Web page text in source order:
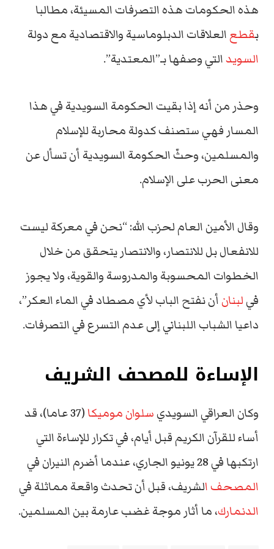
هذه الحكومات هذه التصرفات المسيئة، مطالبا
بقطع العلاقات الدبلوماسية والاقتصادية مع دولة
السويدالتي وصفها بـ”المعتدية”.
وحذر من أنه إذا بقيت الحكومة السويدية في هذا
المسار فهي ستصنف كدولة محاربة للإسلام
والمسلمين، وحثّ الحكومة السويدية أن تسأل عن
معنى الحرب على الإسلام.
وقال الأمين العام لحزب الله: “نحن في معركة ليست
للانفعال بل للانتصار، والانتصار يتحقق من خلال
الخطوات المحسوبة والمدروسة والقوية، ولا يجوز
فيلبنانأن نفتح الباب لأي مصطاد في الماء العكر”،
داعيا الشباب اللبناني إلى عدم التسرع في التصرفات.
الإساءة للمصحف الشريف
وكان العراقي السويديسلوان موميكا
(37 عاما)، قد
أساء للقرآن الكريم قبل أيام، في تكرار للإساءة التي
ارتكبها في 28 يونيو الجاري، عندما أضرم النيران في
المصحف الشريف، قبل أن تحدث واقعة مماثلة في
الدنمارك، ما أثار موجة غضب عارمة بين المسلمين.